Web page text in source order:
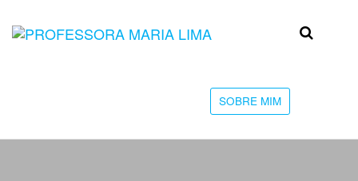
Professora
faculdade
SOBRE MIM